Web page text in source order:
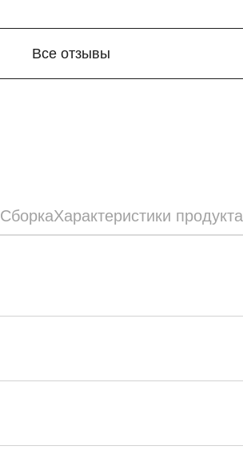
Все отзывы
СборкаХарактеристики продукта